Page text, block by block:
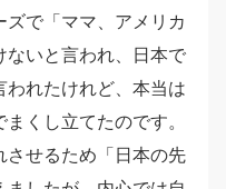
で「ママ、アメリカ
ないと言われ、日本で
れたけれど、本当は
くし立てたのです。
させるため「日本の先